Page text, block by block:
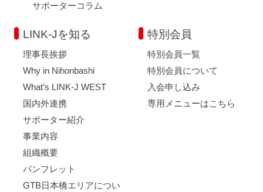
サポーターコラム
LINK-Jを知る
理事長挨拶
Why in Nihonbashi
What’s LINK-J WEST
国内外連携
サポーター紹介
事業内容
組織概要
パンフレット
GTB日本橋エリアについ
特別会員
特別会員一覧
特別会員について
入会申し込み
専用メニューはこちら